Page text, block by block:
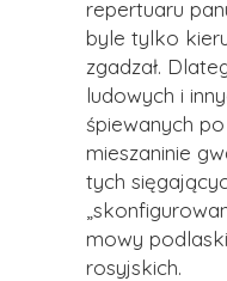
repertuaru
byle tylko
zgadzał.
ludowych i
śpiewanych
mieszaninie
tych
mowy
rosyjskich.